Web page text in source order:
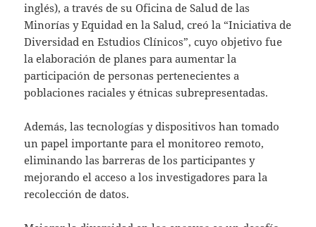
inglés), a través de su Oficina de Salud de las
Minorías y Equidad en la Salud, creó la “Iniciativa de
Diversidad en Estudios Clínicos”, cuyo objetivo fue
la elaboración de planes para aumentar la
participación de personas pertenecientes a
poblaciones raciales y étnicas subrepresentadas.
Además, las tecnologías y dispositivos han tomado
un papel importante para el monitoreo remoto,
eliminando las barreras de los participantes y
mejorando el acceso a los investigadores para la
recolección de datos.